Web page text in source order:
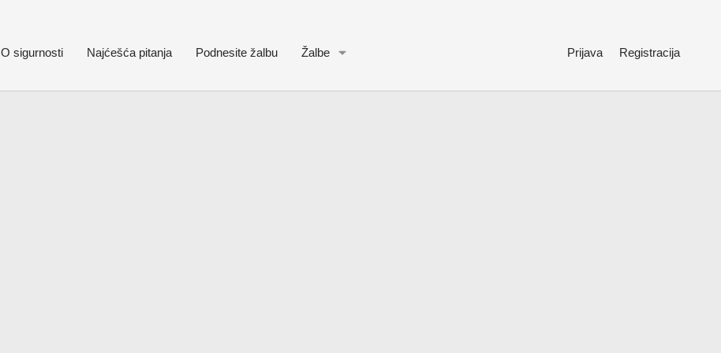
O sigurnosti Najćešća pitanja Podnesite žalbu Žalbe Prijava Registracija